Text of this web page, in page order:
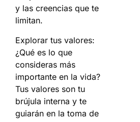
y las creencias que te
limitan.
Explorar tus valores:
¿Qué es lo que
consideras más
importante en la vida?
Tus valores son tu
brújula interna y te
guiarán en la toma de